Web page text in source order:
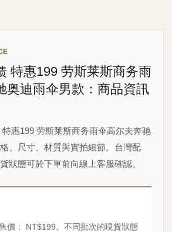
特惠199 劳斯莱斯商务雨
奥迪雨伞男款：商品資訊
惠199 劳斯莱斯商务雨伞高尔夫奔驰
、尺寸、材質與實拍細節。台灣配
狀態可於下單前向線上客服確認。
價： NT$199。不同批次的現貨狀態